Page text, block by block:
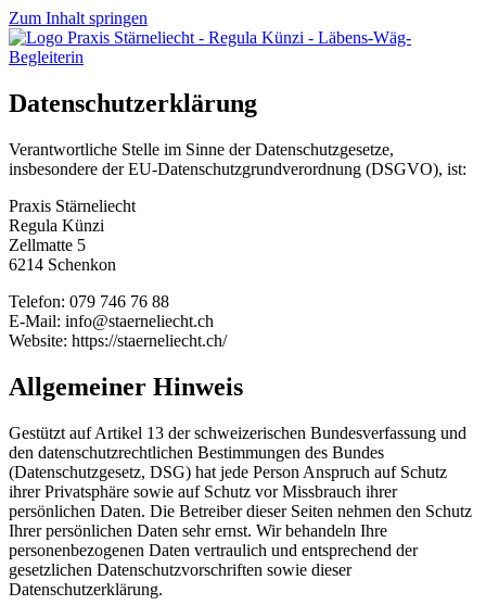
Zum Inhalt springen
Datenschutzerklärung
Verantwortliche Stelle im Sinne der Datenschutzgesetze,
insbesondere der EU-Datenschutzgrundverordnung (DSGVO), ist:
Praxis Stärneliecht
Regula Künzi
Zellmatte 5
6214 Schenkon
Telefon: 079 746 76 88
E-Mail: info@staerneliecht.ch
Website: https://staerneliecht.ch/
Allgemeiner Hinweis
Gestützt auf Artikel 13 der schweizerischen Bundesverfassung und
den datenschutzrechtlichen Bestimmungen des Bundes
(Datenschutzgesetz, DSG) hat jede Person Anspruch auf Schutz
ihrer Privatsphäre sowie auf Schutz vor Missbrauch ihrer
persönlichen Daten. Die Betreiber dieser Seiten nehmen den Schutz
Ihrer persönlichen Daten sehr ernst. Wir behandeln Ihre
personenbezogenen Daten vertraulich und entsprechend der
gesetzlichen Datenschutzvorschriften sowie dieser
Datenschutzerklärung.